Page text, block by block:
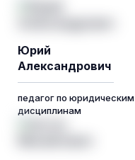
Юрий
Александрович
педагог по юридическим
дисциплинам